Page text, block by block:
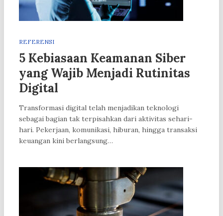
REFERENSI
5 Kebiasaan Keamanan Siber
yang Wajib Menjadi Rutinitas
Digital
Transformasi digital telah menjadikan teknologi
sebagai bagian tak terpisahkan dari aktivitas sehari-
hari. Pekerjaan, komunikasi, hiburan, hingga transaksi
keuangan kini berlangsung…